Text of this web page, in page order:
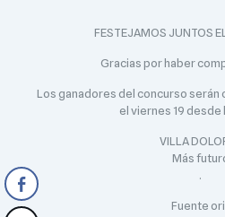
FESTEJAMOS JUNTOS
Gracias por haber
Los ganadores del concurso
el viernes 19 desde
VILLA
Más
.
Fuente